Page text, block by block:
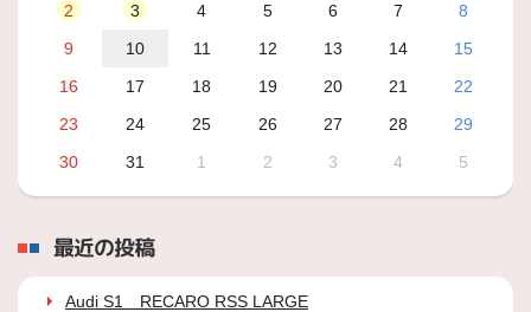
2
3 4 5 6 7
8
9
10 11 12 13 14
15
16
17 18 19 20 21
22
23
24 25 26 27 28
29
30
31 1 2 3 4 5
最近の投稿
Audi S1 RECARO RSS LARGE